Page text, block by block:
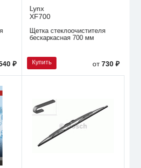
₽
Lynx
XF700
Щетка стеклоочистителя
бескаркасная 700 мм
Купить от730 ₽